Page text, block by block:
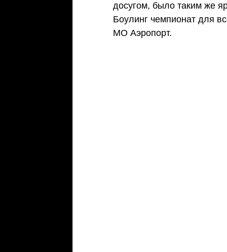
досугом, было таким же
Боулинг чемпионат для
МО Аэропорт.